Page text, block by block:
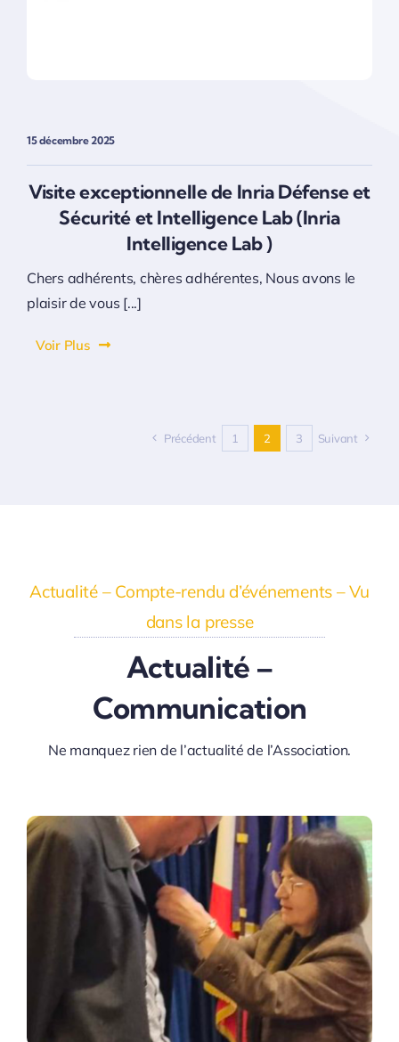
15 décembre 2025
Visite exceptionnelle de Inria Défense et
Sécurité et Intelligence Lab (lnria
Intelligence Lab )
Chers adhérents, chères adhérentes, Nous avons le
plaisir de vous [...]
Voir Plus
Précédent 1 2 3 Suivant
Actualité – Compte-rendu d’événements – Vu
dans la presse
Actualité –
Communication
Ne manquez rien de l’actualité de l’Association.